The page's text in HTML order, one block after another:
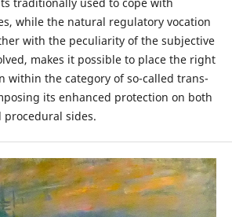
while the natural regulatory vocation
with the peculiarity of the subjective
makes it possible to place the right
within the category of so-called trans-
its enhanced protection on both
sides.